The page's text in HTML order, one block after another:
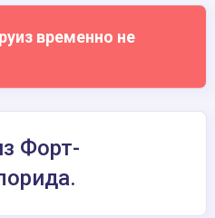
временно не
Форт-